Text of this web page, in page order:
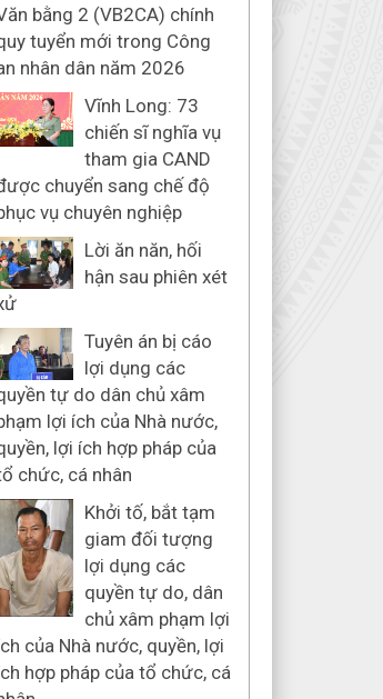
bằng 2 (VB2CA) chính
tuyển mới trong Công
nhân dân năm 2026
Vĩnh Long: 73
chiến sĩ nghĩa vụ
tham gia CAND
chuyển sang chế độ
vụ chuyên nghiệp
Lời ăn năn, hối
hận sau phiên xét
Tuyên án bị cáo
lợi dụng các
tự do dân chủ xâm
lợi ích của Nhà nước,
lợi ích hợp pháp của
chức, cá nhân
Khởi tố, bắt tạm
giam đối tượng
lợi dụng các
quyền tự do, dân
chủ xâm phạm lợi
của Nhà nước, quyền, lợi
hợp pháp của tổ chức, cá